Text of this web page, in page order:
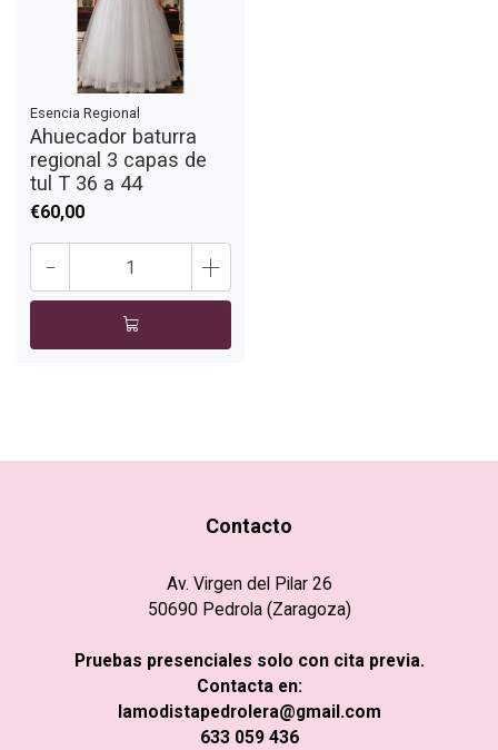
Esencia Regional
Ahuecador baturra
regional 3 capas de
tul T 36 a 44
€60,00
- +
Contacto
Av. Virgen del Pilar 26
50690 Pedrola (Zaragoza)
Pruebas presenciales solo con cita previa.
Contacta en:
lamodistapedrolera@gmail.com
633 059 436